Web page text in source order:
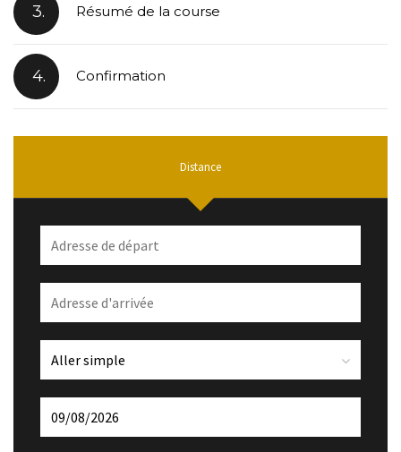
3. Résumé de la course
4. Confirmation
Distance